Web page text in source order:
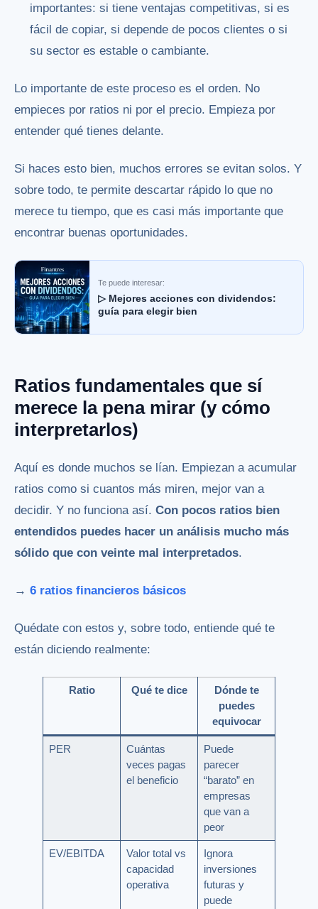
importantes: si tiene ventajas competitivas, si es
fácil de copiar, si depende de pocos clientes o si
su sector es estable o cambiante.
Lo importante de este proceso es el orden. No
empieces por ratios ni por el precio. Empieza por
entender qué tienes delante.
Si haces esto bien, muchos errores se evitan solos. Y
sobre todo, te permite descartar rápido lo que no
merece tu tiempo, que es casi más importante que
encontrar buenas oportunidades.
Te puede interesar:
▷ Mejores acciones con dividendos:
guía para elegir bien
Ratios fundamentales que sí
merece la pena mirar (y cómo
interpretarlos)
Aquí es donde muchos se lían. Empiezan a acumular
ratios como si cuantos más miren, mejor van a
decidir. Y no funciona así. Con pocos ratios bien
entendidos puedes hacer un análisis mucho más
sólido que con veinte mal interpretados.
→ 6 ratios financieros básicos
Quédate con estos y, sobre todo, entiende qué te
están diciendo realmente:
Ratio Qué te dice
Dónde te
puedes
equivocar
PER
Cuántas
veces pagas
el beneficio
Puede
parecer
“barato” en
empresas
que van a
peor
EV/EBITDA
Valor total vs
capacidad
operativa
Ignora
inversiones
futuras y
puede